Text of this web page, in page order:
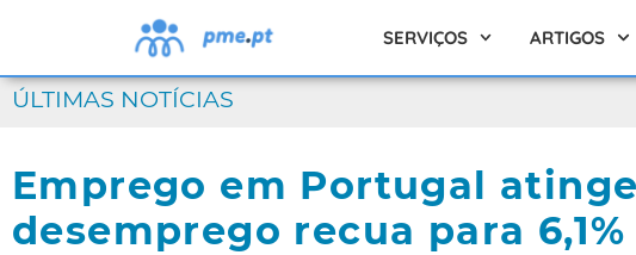
SERVIÇOS ARTIGOS
ÚLTIMAS NOTÍCIAS
Emprego em Portugal
desemprego recua para 6,1%